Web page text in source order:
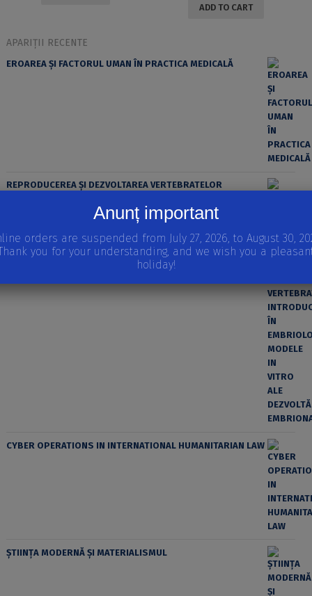
ADD TO CART
APARIȚII RECENTE
EROAREA ȘI FACTORUL UMAN ÎN PRACTICA MEDICALĂ
REPRODUCEREA ȘI DEZVOLTAREA VERTEBRATELOR
STRATEGII REPRODUCTIVE LA VERTEBRATE, INTRODUCERE
ÎN EMBRIOLOGIE, MODELE IN VITRO ALE DEZVOLTĂRII
EMBRIONARE
CYBER OPERATIONS IN INTERNATIONAL HUMANITARIAN LAW
ȘTIINȚA MODERNĂ ȘI MATERIALISMUL
Anunț important
orders are suspended from July 27, 2026, to August 30,
you for your understanding, and we wish you a
holiday!